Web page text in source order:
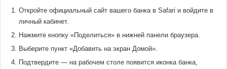
Откройте официальный сайт вашего банка в Safari и войдите в
личный кабинет.
Нажмите кнопку «Поделиться» в нижней панели браузера.
Выберите пункт «Добавить на экран Домой».
Подтвердите — на рабочем столе появится иконка банка,